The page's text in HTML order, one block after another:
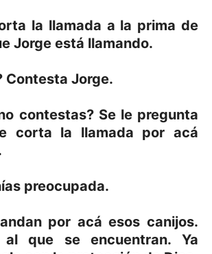
la llamada a la prima de
Jorge está llamando.
Contesta Jorge.
contestas? Se le pregunta
corta la llamada por acá
preocupada.
por acá esos canijos.
al que se encuentran. Ya